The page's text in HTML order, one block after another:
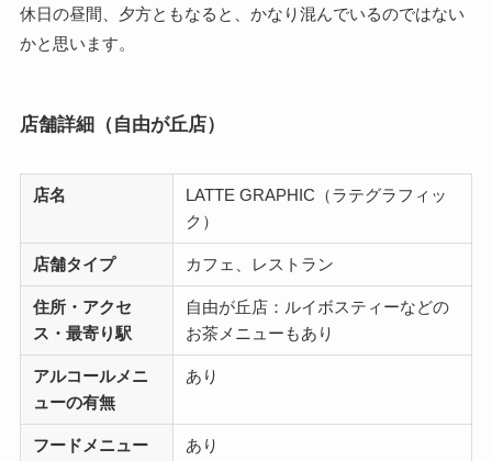
休日の昼間、夕方ともなると、かなり混んでいるのではない
かと思います。
店舗詳細（自由が丘店）
店名
LATTE GRAPHIC（ラテグラフィッ
ク）
店舗タイプ カフェ、レストラン
住所・アクセ
ス・最寄り駅
自由が丘店：ルイボスティーなどの
お茶メニューもあり
アルコールメニ
ューの有無
あり
フードメニュー
あり